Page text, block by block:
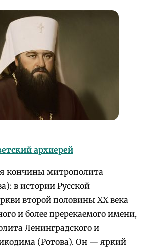
архиерей
кончины митрополита
в истории Русской
второй половины ХХ века
и более пререкаемого имени,
Ленинградского и
(Ротова). Он — яркий